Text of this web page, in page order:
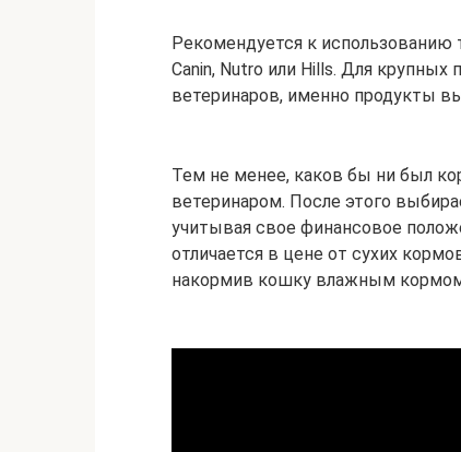
Рекомендуется к использованию
Canin, Nutro или Hills. Для
ветеринаров, именно продукты
Тем не менее, каков бы ни был
ветеринаром. После этого
учитывая свое финансовое
отличается в цене от сухих
накормив кошку влажным кормом,